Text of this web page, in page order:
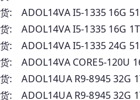
货: ADOL14VA I5-1335 16G
货: ADOL14VA I5-1335 16G
货: ADOL14VA I5-1335 24G
货: ADOL14VA CORE5-
货: ADOL14UA R9-8945
货: ADOL14UA R9-8945